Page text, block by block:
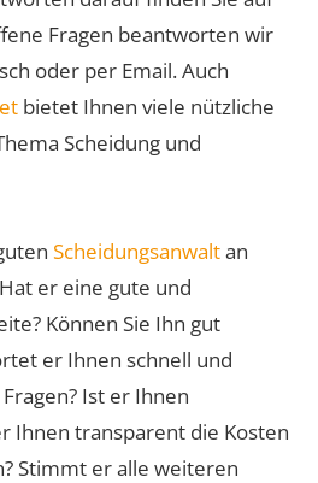
Fragen beantworten wir
oder per Email. Auch
bietet Ihnen viele nützliche
Scheidung und
Scheidungsanwaltan
er eine gute und
Können Sie Ihn gut
er Ihnen schnell und
Ist er Ihnen
Ihnen transparent die Kosten
Stimmt er alle weiteren